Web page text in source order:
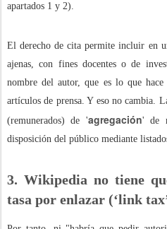
apartados 1 y 2).
El derecho de cita permite incluir en
ajenas, con fines docentes o de
nombre del autor, que es lo que
artículos de prensa. Y eso no cambia.
(remunerados) de 'agregación' de
disposición del público mediante
3. Wikipedia no tiene
tasa por enlazar (‘link